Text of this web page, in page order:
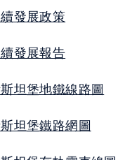
發展政策
發展報告
坦堡地鐵線路圖
坦堡鐵路網圖